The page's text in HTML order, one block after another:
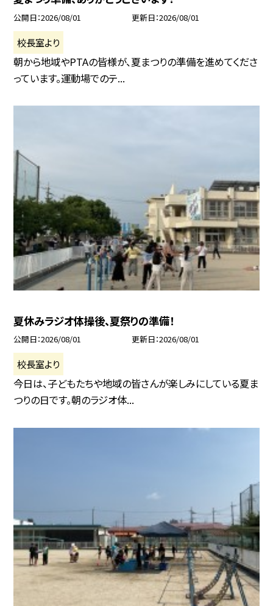
公開日 2026/08/01 更新日 2026/08/01
校長室より
朝から地域やPTAの皆様が、夏まつりの準備を進めてくださ
っています。運動場でのテ...
夏休みラジオ体操後、夏祭りの準備！
公開日 2026/08/01 更新日 2026/08/01
校長室より
今日は、子どもたちや地域の皆さんが楽しみにしている夏ま
つりの日です。朝のラジオ体...